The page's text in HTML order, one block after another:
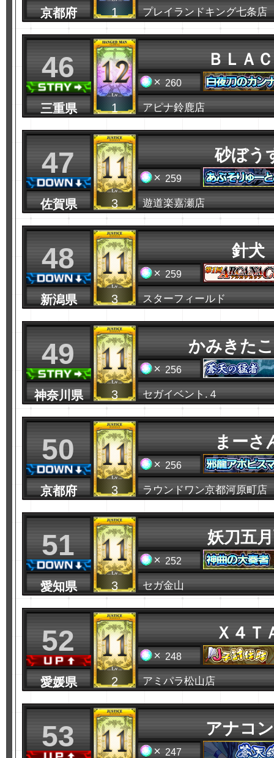
京都府 1 プレイランドキング七条店
46
三重県 1
ＢＬＡ
260
アピナ鈴鹿店
47
佐賀県 3
砂ぼう
259
遊道楽嘉瀬店
48
新潟県 3
針犬
259
スターフィールド
49
神奈川県 3
かみきた
256
セガイベント.４
50
京都府 3
まーさ
256
ラウンドワン京都河原町店
51
愛知県 3
妖刀五
252
セガ金山
52
愛媛県 2
Ｘ４Ｔ
248
アミパラ松山店
53 アナコ
247